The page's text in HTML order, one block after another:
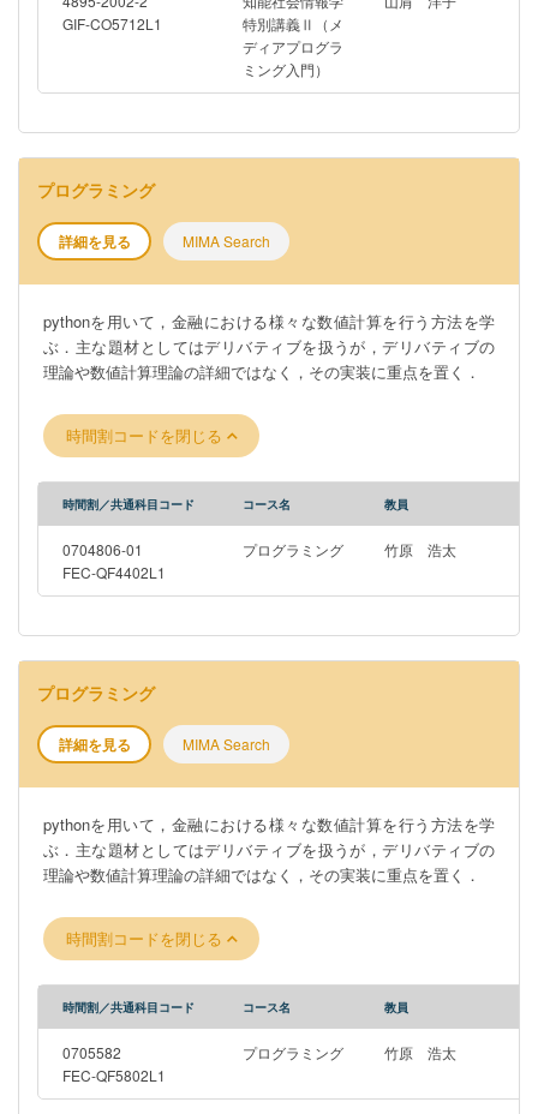
GIF-CO5712L1
特別講義Ⅱ（メ
ディアプログラ
ミング入門）
プログラミング
詳細を見る MIMA Search
pythonを用いて，金融における様々な数値計算を行う方法を学
ぶ．主な題材としてはデリバティブを扱うが，デリバティブの
理論や数値計算理論の詳細ではなく，その実装に重点を置く．
時間割コードを閉じる
時間割／共通科目コード コース名 教員
0704806-01
FEC-QF4402L1
プログラミング 竹原 浩太
プログラミング
詳細を見る MIMA Search
pythonを用いて，金融における様々な数値計算を行う方法を学
ぶ．主な題材としてはデリバティブを扱うが，デリバティブの
理論や数値計算理論の詳細ではなく，その実装に重点を置く．
時間割コードを閉じる
時間割／共通科目コード コース名 教員
0705582
FEC-QF5802L1
プログラミング 竹原 浩太